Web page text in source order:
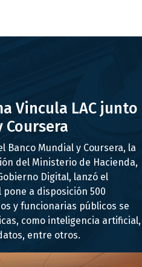
Vincula LAC junto
Coursera
Mundial y Coursera, la
del Ministerio de Hacienda,
Digital, lanzó el
pone a disposición 500
y funcionarias públicos se
como inteligencia artificial,
entre otros.